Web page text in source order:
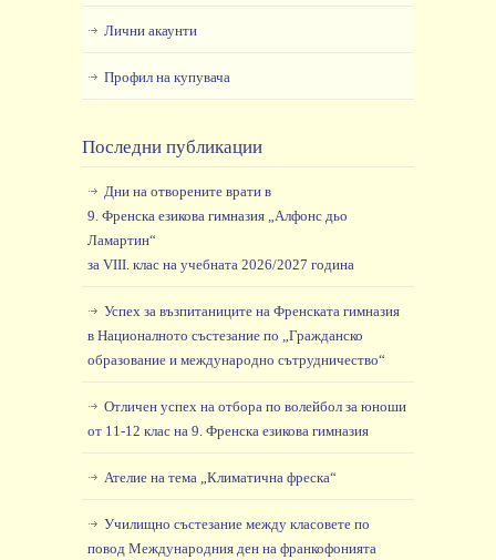
Лични акаунти
Профил на купувача
Последни публикации
Дни на отворените врати в
9. Френска езикова гимназия „Алфонс дьо
Ламартин“
за VIII. клас на учебната 2026/2027 година
Успех за възпитаниците на Френската гимназия
в Националното състезание по „Гражданско
образование и международно сътрудничество“
Отличен успех на отбора по волейбол за юноши
от 11-12 клас на 9. Френска езикова гимназия
Ателие на тема „Климатична фреска“
Училищно състезание между класовете по
повод Международния ден на франкофонията